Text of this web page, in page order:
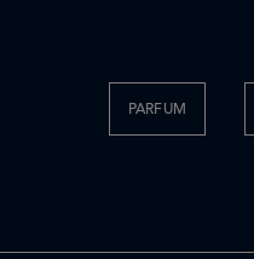
PARFUM